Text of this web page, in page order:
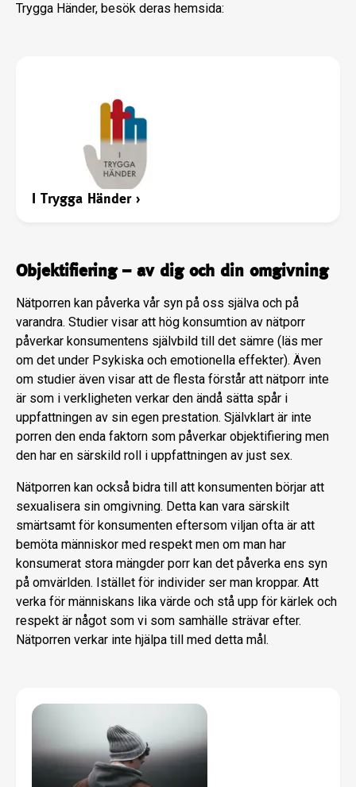
Trygga Händer, besök deras hemsida:
I Trygga Händer›
Objektifiering – av dig och din omgivning
Nätporren kan påverka vår syn på oss själva och på
varandra. Studier visar att hög konsumtion av nätporr
påverkar konsumentens självbild till det sämre (läs mer
om det under Psykiska och emotionella effekter). Även
om studier även visar att de flesta förstår att nätporr inte
är som i verkligheten verkar den ändå sätta spår i
uppfattningen av sin egen prestation. Självklart är inte
porren den enda faktorn som påverkar objektifiering men
den har en särskild roll i uppfattningen av just sex.
Nätporren kan också bidra till att konsumenten börjar att
sexualisera sin omgivning. Detta kan vara särskilt
smärtsamt för konsumenten eftersom viljan ofta är att
bemöta människor med respekt men om man har
konsumerat stora mängder porr kan det påverka ens syn
på omvärlden. Istället för individer ser man kroppar. Att
verka för människans lika värde och stå upp för kärlek och
respekt är något som vi som samhälle strävar efter.
Nätporren verkar inte hjälpa till med detta mål.